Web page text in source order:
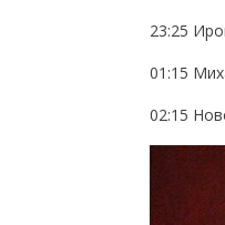
23:25
01:15
02:15